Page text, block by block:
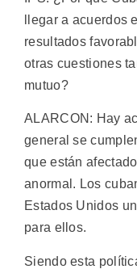
llegar a acuerdos
resultados
otras cuestiones
mutuo?
ALARCON: Hay
general se
que están
anormal. Los
Estados Unidos
para ellos.
Siendo esta